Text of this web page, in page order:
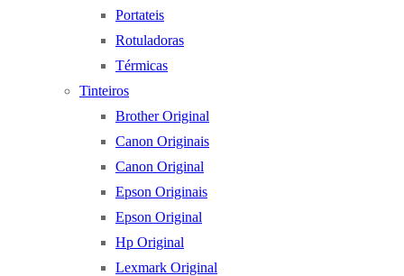
Portateis
Rotuladoras
Térmicas
Tinteiros
Brother Original
Canon Originais
Canon Original
Epson Originais
Epson Original
Hp Original
Lexmark Original